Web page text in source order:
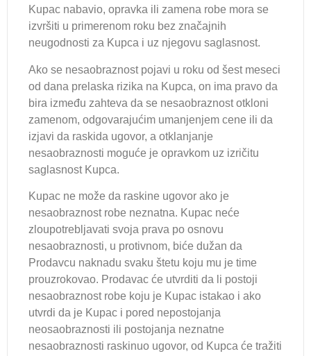
Kupac nabavio, opravka ili zamena robe mora se
izvršiti u primerenom roku bez značajnih
neugodnosti za Kupca i uz njegovu saglasnost.
Ako se nesaobraznost pojavi u roku od šest meseci
od dana prelaska rizika na Kupca, on ima pravo da
bira između zahteva da se nesaobraznost otkloni
zamenom, odgovarajućim umanjenjem cene ili da
izjavi da raskida ugovor, a otklanjanje
nesaobraznosti moguće je opravkom uz izričitu
saglasnost Kupca.
Kupac ne može da raskine ugovor ako je
nesaobraznost robe neznatna. Kupac neće
zloupotrebljavati svoja prava po osnovu
nesaobraznosti, u protivnom, biće dužan da
Prodavcu naknadu svaku štetu koju mu je time
prouzrokovao. Prodavac će utvrditi da li postoji
nesaobraznost robe koju je Kupac istakao i ako
utvrdi da je Kupac i pored nepostojanja
neosaobraznosti ili postojanja neznatne
nesaobraznosti raskinuo ugovor, od Kupca će tražiti